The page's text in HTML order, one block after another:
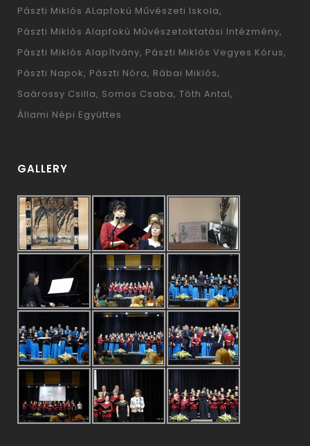
Pászti Miklós ALapfokú Művészeti Iskola
Pászti Miklós Alapfokú Művészetoktatási Intézmény
Pászti Miklós Alapítvány Pászti Miklós Vegyes Kórus
Pászti Napok Pászti Nóra Rábai Miklós
Saárossy Csilla Somos Csaba Tóth Antal
Állami Népi Együttes
GALLERY